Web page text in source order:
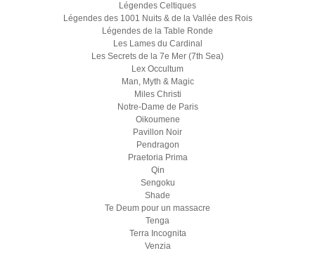
Légendes Celtiques
Légendes des 1001 Nuits & de la Vallée des Rois
Légendes de la Table Ronde
Les Lames du Cardinal
Les Secrets de la 7e Mer (7th Sea)
Lex Occultum
Man, Myth & Magic
Miles Christi
Notre-Dame de Paris
Oikoumene
Pavillon Noir
Pendragon
Praetoria Prima
Qin
Sengoku
Shade
Te Deum pour un massacre
Tenga
Terra Incognita
Venzia